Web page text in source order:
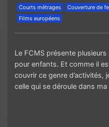
Courts métrages Couverture de
Films européens
Le FCMS présente
pour enfants. Et comme il
couvrir ce genre d’activités,
celle qui se déroule dans ma